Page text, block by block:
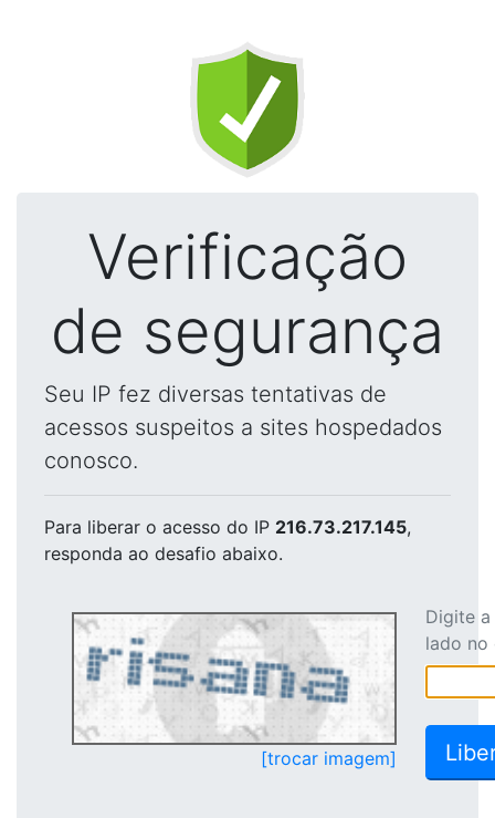
Verificação
de segurança
Seu IP fez diversas tentativas de
acessos suspeitos a sites hospedados
conosco.
Para liberar o acesso do IP 216.73.217.145,
responda ao desafio abaixo.
[trocar imagem]
Digite
lado no